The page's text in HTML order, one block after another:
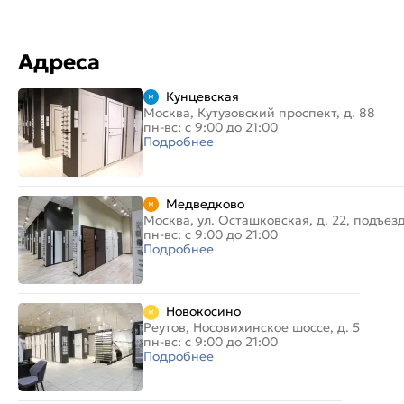
Адреса
Кунцевская
Москва, Кутузовский проспект, д. 88
пн-вс: с 9:00 до 21:00
Подробнее
Медведково
Москва, ул. Осташковская, д. 22,
пн-вс: с 9:00 до 21:00
Подробнее
Новокосино
Реутов, Носовихинское шоссе, д. 5
пн-вс: с 9:00 до 21:00
Подробнее